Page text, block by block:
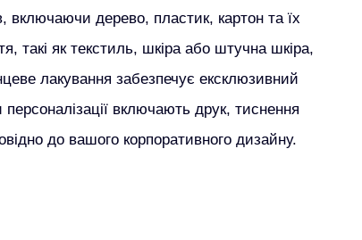
включаючи дерево, пластик, картон та їх
такі як текстиль, шкіра або штучна шкіра,
лакування забезпечує ексклюзивний
персоналізації включають друк, тиснення
до вашого корпоративного дизайну.